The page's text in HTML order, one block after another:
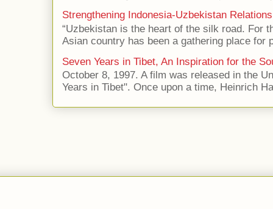
Strengthening Indonesia-Uzbekistan Relations
“Uzbekistan is the heart of the silk road. For
Asian country has been a gathering place for
Seven Years in Tibet, An Inspiration for the
October 8, 1997. A film was released in the
Years in Tibet". Once upon a time, Heinrich